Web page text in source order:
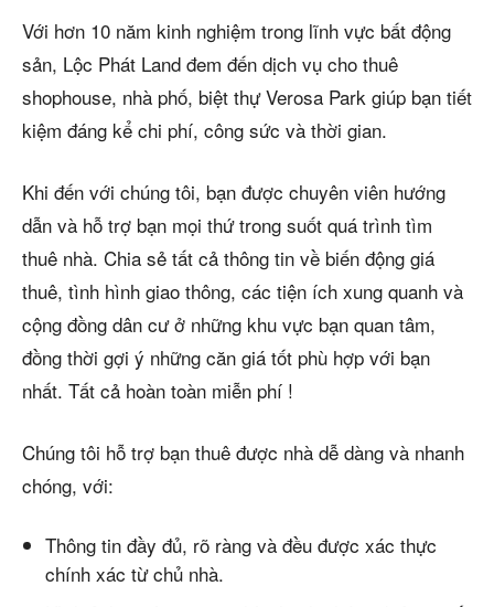
Với hơn 10 năm kinh nghiệm trong lĩnh vực bất động
sản, Lộc Phát Land đem đến dịch vụ cho thuê
shophouse, nhà phố, biệt thự Verosa Park giúp bạn tiết
kiệm đáng kể chi phí, công sức và thời gian.
Khi đến với chúng tôi, bạn được chuyên viên hướng
dẫn và hỗ trợ bạn mọi thứ trong suốt quá trình tìm
thuê nhà. Chia sẻ tất cả thông tin về biến động giá
thuê, tình hình giao thông, các tiện ích xung quanh và
cộng đồng dân cư ở những khu vực bạn quan tâm,
đồng thời gợi ý những căn giá tốt phù hợp với bạn
nhất. Tất cả hoàn toàn miễn phí !
Chúng tôi hỗ trợ bạn thuê được nhà dễ dàng và nhanh
chóng, với:
Thông tin đầy đủ, rõ ràng và đều được xác thực
chính xác từ chủ nhà.